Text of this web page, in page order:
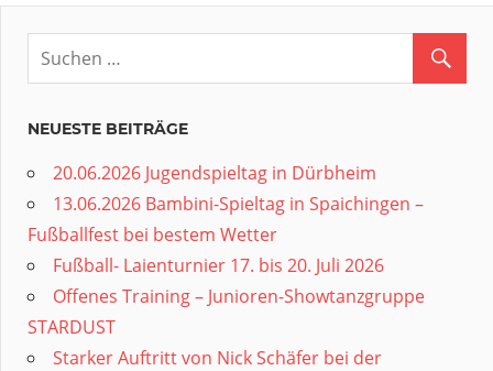
NEUESTE BEITRÄGE
20.06.2026 Jugendspieltag in Dürbheim
13.06.2026 Bambini-Spieltag in Spaichingen –
Fußballfest bei bestem Wetter
Fußball- Laienturnier 17. bis 20. Juli 2026
Offenes Training – Junioren-Showtanzgruppe
STARDUST
Starker Auftritt von Nick Schäfer bei der